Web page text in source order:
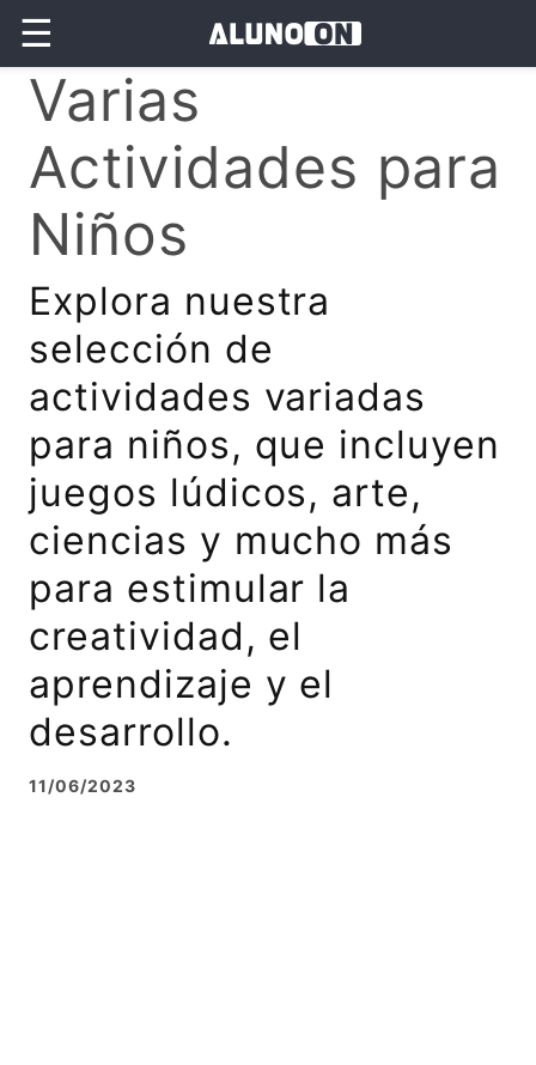
☰
Varias
Actividades para
Niños
Explora nuestra
selección de
actividades variadas
para niños, que incluyen
juegos lúdicos, arte,
ciencias y mucho más
para estimular la
creatividad, el
aprendizaje y el
desarrollo.
11/06/2023